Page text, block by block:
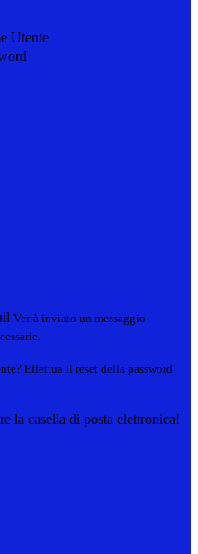
Utente
Verrà inviato un messaggio
Effettua il reset della password
la casella di posta elettronica!